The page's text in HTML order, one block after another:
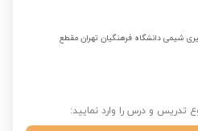
شیمی دانشگاه فرهنگیان تهران مقطع
تدریس و درس را وارد نمایید: